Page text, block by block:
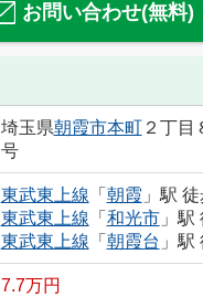
お問い合わせ(無料)
埼玉県朝霞市本町２丁目
号
東武東上線 「 朝霞 」駅
東武東上線 「 和光市」駅
東武東上線 「 朝霞台 」駅
7.7万円